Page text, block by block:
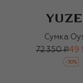
Сумка
72 350 ₽49
-30%